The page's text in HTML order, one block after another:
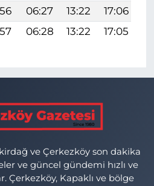
06:27 13:22 17:06
06:28 13:22 17:05
ve Çerkezköy son dakika
ve güncel gündemi hızlı ve
Çerkezköy, Kapaklı ve bölge